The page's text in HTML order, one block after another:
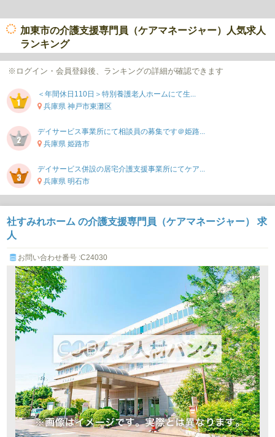
加東市の介護支援専門員（ケアマネージャー）人気求人
ランキング
※ログイン・会員登録後、ランキングの詳細が確認できます
＜年間休日110日＞特別養護老人ホームにて生...
兵庫県 神戸市東灘区
デイサービス事業所にて相談員の募集です＠姫路...
兵庫県 姫路市
デイサービス併設の居宅介護支援事業所にてケア...
兵庫県 明石市
社すみれホーム の介護支援専門員（ケアマネージャー） 求
人
お問い合わせ番号 :C24030